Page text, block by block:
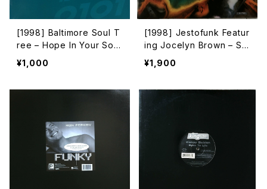
[1998] Baltimore Soul T
ree – Hope In Your Soul
[Velocity Recordings]
¥1,000
[1998] Jestofunk Featur
ing Jocelyn Brown – Sp
ecial Love [Columbia]
¥1,900